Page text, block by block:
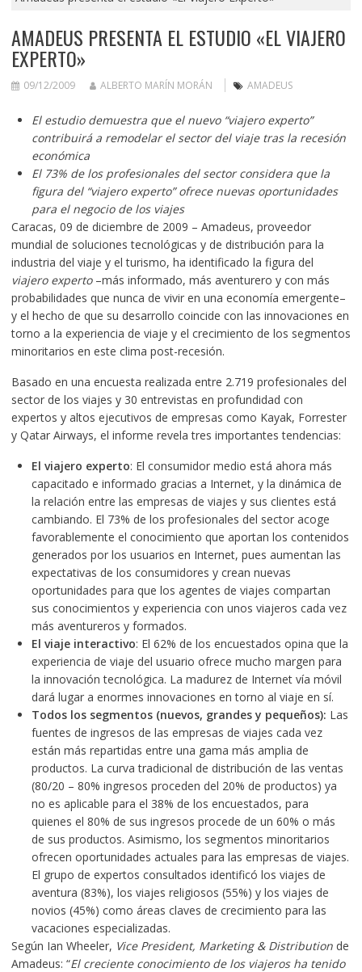
AMADEUS PRESENTA EL ESTUDIO «EL VIAJERO
EXPERTO»
09/12/2009 ALBERTO MARÍN MORÁN AMADEUS
El estudio demuestra que el nuevo “viajero experto”
contribuirá a remodelar el sector del viaje tras la recesión
económica
El 73% de los profesionales del sector considera que la
figura del “viajero experto” ofrece nuevas oportunidades
para el negocio de los viajes
Caracas, 09 de diciembre de 2009 – Amadeus, proveedor
mundial de soluciones tecnológicas y de distribución para la
industria del viaje y el turismo, ha identificado la figura del
viajero experto–más informado, más aventurero y con más
probabilidades que nunca de vivir en una economía emergente–
y el hecho de que su desarrollo coincide con las innovaciones en
torno a la experiencia de viaje y el crecimiento de los segmentos
minoritarios en este clima post-recesión.
Basado en una encuesta realizada entre 2.719 profesionales del
sector de los viajes y 30 entrevistas en profundidad con
expertos y altos ejecutivos de empresas como Kayak, Forrester
y Qatar Airways, el informe revela tres importantes tendencias:
El viajero experto: El consumidor medio está ahora más
capacitado e informado gracias a Internet, y la dinámica de
la relación entre las empresas de viajes y sus clientes está
cambiando. El 73% de los profesionales del sector acoge
favorablemente el conocimiento que aportan los contenidos
generados por los usuarios en Internet, pues aumentan las
expectativas de los consumidores y crean nuevas
oportunidades para que los agentes de viajes compartan
sus conocimientos y experiencia con unos viajeros cada vez
más aventureros y formados.
El viaje interactivo: El 62% de los encuestados opina que la
experiencia de viaje del usuario ofrece mucho margen para
la innovación tecnológica. La madurez de Internet vía móvil
dará lugar a enormes innovaciones en torno al viaje en sí.
Todos los segmentos (nuevos, grandes y pequeños): Las
fuentes de ingresos de las empresas de viajes cada vez
están más repartidas entre una gama más amplia de
productos. La curva tradicional de distribución de las ventas
(80/20 – 80% ingresos proceden del 20% de productos) ya
no es aplicable para el 38% de los encuestados, para
quienes el 80% de sus ingresos procede de un 60% o más
de sus productos. Asimismo, los segmentos minoritarios
ofrecen oportunidades actuales para las empresas de viajes.
El grupo de expertos consultados identificó los viajes de
aventura (83%), los viajes religiosos (55%) y los viajes de
novios (45%) como áreas claves de crecimiento para las
vacaciones especializadas.
Según Ian Wheeler, Vice President, Marketing & Distributionde
Amadeus: “El creciente conocimiento de los viajeros ha tenido